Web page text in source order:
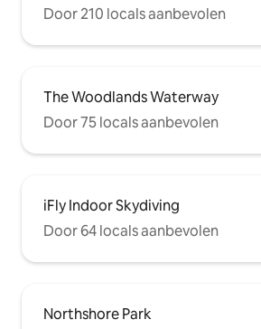
Door 210 locals aanbevolen
The Woodlands Waterway
Door 75 locals aanbevolen
iFly Indoor Skydiving
Door 64 locals aanbevolen
Northshore Park